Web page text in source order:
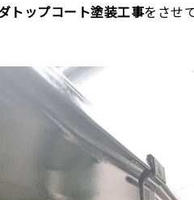
トップコート塗装工事をさせ